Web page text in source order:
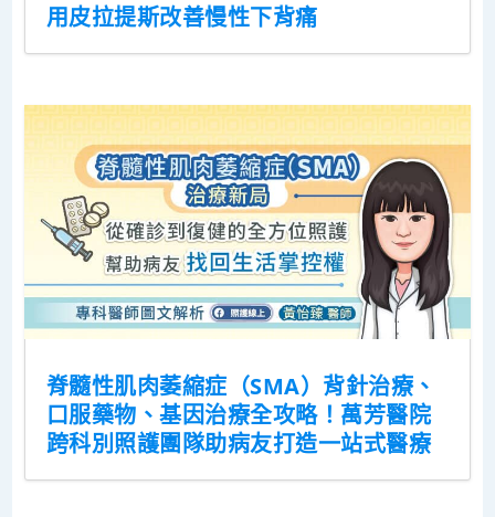
用皮拉提斯改善慢性下背痛
脊髓性肌肉萎縮症（SMA）背針治療、
口服藥物、基因治療全攻略！萬芳醫院
跨科別照護團隊助病友打造一站式醫療